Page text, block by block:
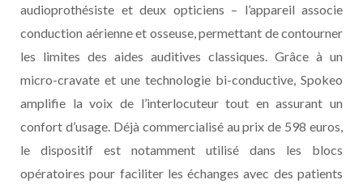
audioprothésiste et deux opticiens – l’appareil associe
conduction aérienne et osseuse, permettant de contourner
les limites des aides auditives classiques. Grâce à un
micro-cravate et une technologie bi-conductive, Spokeo
amplifie la voix de l’interlocuteur tout en assurant un
confort d’usage. Déjà commercialisé au prix de 598 euros,
le dispositif est notamment utilisé dans les blocs
opératoires pour faciliter les échanges avec des patients